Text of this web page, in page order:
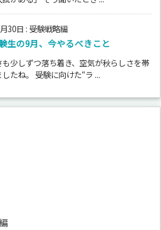
30日 : 受験戦略編
生の9月、今やるべきこと
も少しずつ落ち着き、空気が秋らしさを帯
たね。 受験に向けた“ラ ...